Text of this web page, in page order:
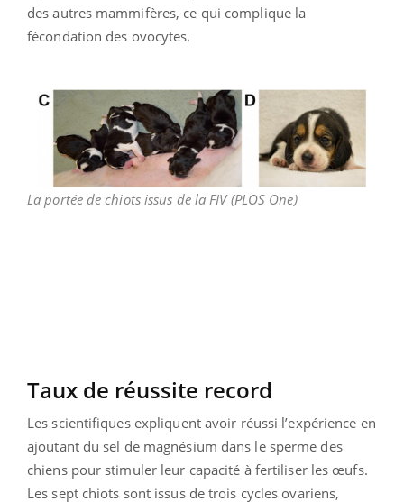
des autres mammifères, ce qui complique la
fécondation des ovocytes.
La portée de chiots issus de la FIV (PLOS One)
Taux de réussite record
Les scientifiques expliquent avoir réussi l’expérience en
ajoutant du sel de magnésium dans le sperme des
chiens pour stimuler leur capacité à fertiliser les œufs.
Les sept chiots sont issus de trois cycles ovariens,